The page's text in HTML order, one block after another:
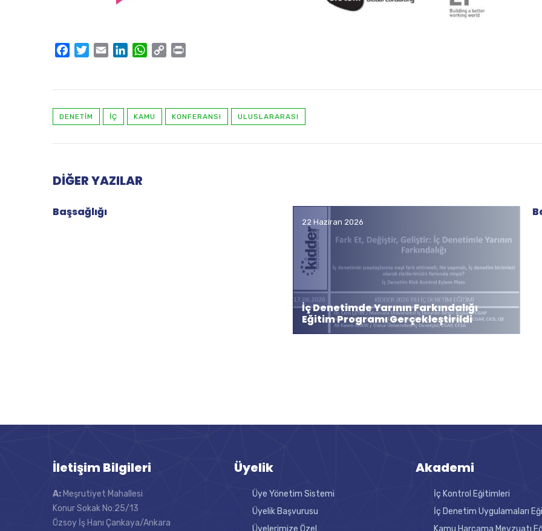
FacebookTwitter
Email LinkedInWhatsApp
Copy
DENETIM IÇ KAMU KONFERANSI ULUSLARARASI
DIĞER YAZILAR
Başsağlığı
22 Haziran 2026
İç Denetimde Yarının Farkındalığı
Eğitim Programı Gerçekleştirildi
İletişim Bilgileri
A: Meşrutiyet Mahallesi
Konur Sokak No:25/13
Özsoy İş Hanı Çankaya/Ankara
Üyelik
Üye Yönetim Sistemi
Üyelik Başvurusu
Üyelerimize Özel
Akademi
İç Kontrol Eğitimleri
İç Denetim Uygulamaları
Kamu Harcama Mevzuatı